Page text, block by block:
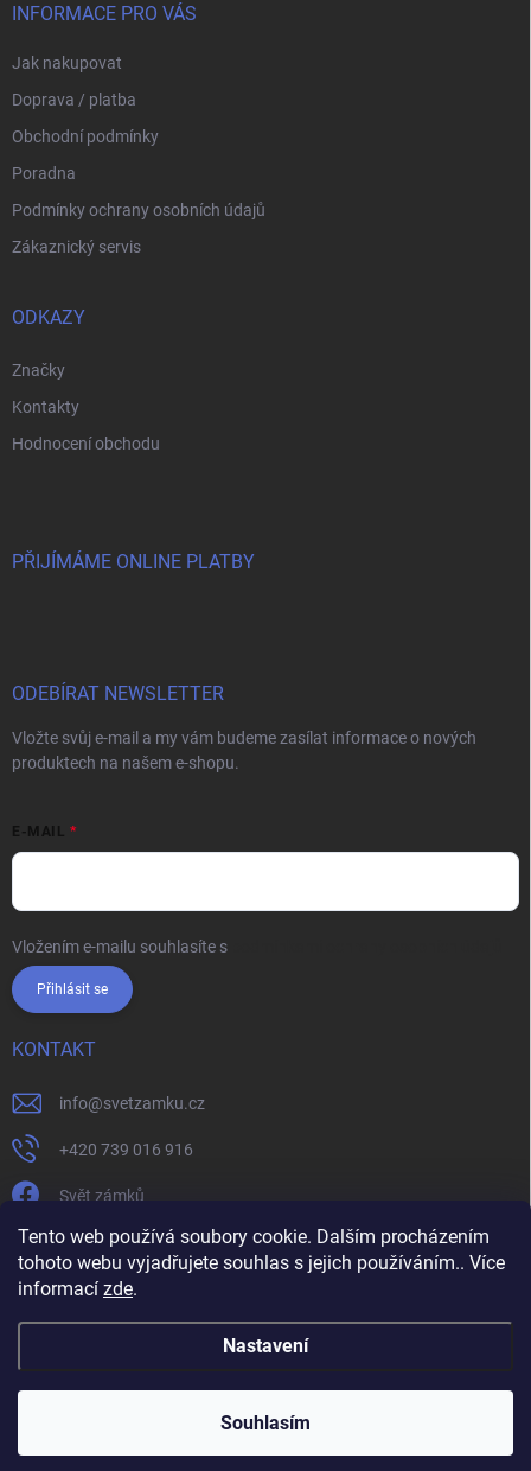
Tento web používá soubory cookie. Dalším procházením
tohoto webu vyjadřujete souhlas s jejich používáním.. Více
informací zde.
Nastavení
Souhlasím
INFORMACE PRO VÁS
Jak nakupovat
Doprava / platba
Obchodní podmínky
Poradna
Podmínky ochrany osobních údajů
Zákaznický servis
ODKAZY
Značky
Kontakty
Hodnocení obchodu
PŘIJÍMÁME ONLINE PLATBY
ODEBÍRAT NEWSLETTER
Vložte svůj e-mail a my vám budeme zasílat informace o nových
produktech na našem e-shopu.
E-MAIL
Vložením e-mailu souhlasíte s
Přihlásit se
KONTAKT
info@svetzamku.cz
+420 739 016 916
Svět zámků
svetzamku.cz
Jak nakupovat
Podmínky ochrany osobních údajů
Svět zámků. Všechna práva vyhrazena.